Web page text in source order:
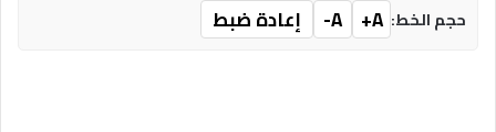
حجم الخط: A+
A- إعادة ضبط